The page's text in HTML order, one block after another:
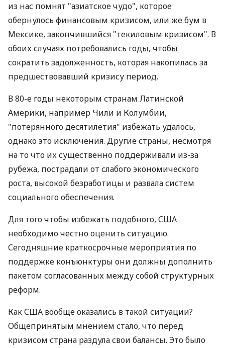
из нас помнят "азиатское чудо", которое
обернулось финансовым кризисом, или же бум в
Мексике, закончившийся "текиловым кризисом". В
обоих случаях потребовались годы, чтобы
сократить задолженность, которая накопилась за
предшествовавший кризису период.
В 80-е годы некоторым странам Латинской
Америки, например Чили и Колумбии,
"потерянного десятилетия" избежать удалось,
однако это исключения. Другие страны, несмотря
на то что их существенно поддерживали из-за
рубежа, пострадали от слабого экономического
роста, высокой безработицы и развала систем
социального обеспечения.
Для того чтобы избежать подобного, США
необходимо честно оценить ситуацию.
Сегодняшние краткосрочные мероприятия по
поддержке конъюнктуры они должны дополнить
пакетом согласованных между собой структурных
реформ.
Как США вообще оказались в такой ситуации?
Общепринятым мнением стало, что перед
кризисом страна раздула свои балансы. Это было